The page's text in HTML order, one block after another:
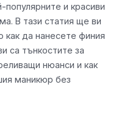
и красиви
В тази статия ще ви
да нанесете финия
са тънкостите за
нюанси и как
маникюр без